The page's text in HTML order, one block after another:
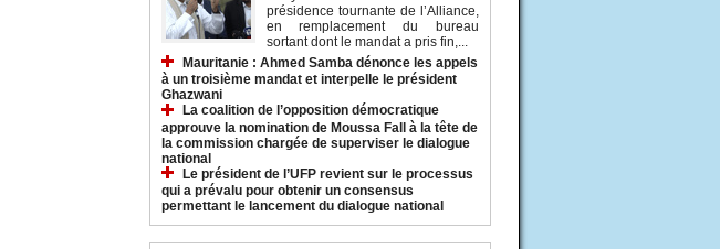
présidence tournante de l’Alliance,
en remplacement du bureau
sortant dont le mandat a pris fin,...
Mauritanie : Ahmed Samba dénonce les appels
à un troisième mandat et interpelle le président
Ghazwani
La coalition de l’opposition démocratique
approuve la nomination de Moussa Fall à la tête de
la commission chargée de superviser le dialogue
national
Le président de l’UFP revient sur le processus
qui a prévalu pour obtenir un consensus
permettant le lancement du dialogue national